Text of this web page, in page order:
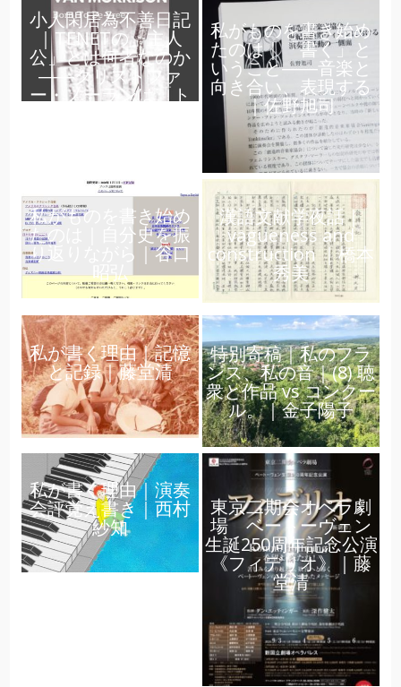
小人閑居為不善日記
｜TENETの「主人
公」とは何者なのか
――クリストファ
ー・ノーランは「ト
私がものを書き始め
たのは｜「書く」と
いうこと――音楽と
向き合い、表現する
｜佐野旭司
私がものを書き始め
たのは｜自分史を振
り返りながら｜谷口
昭弘
漢語文献学夜話｜
vagueness and
construction ｜橋本
秀美
私が書く理由｜記憶
と記録｜藤堂清
特別寄稿｜私のフラ
ンス、私の音｜(8) 聴
衆と作品 vs コンクー
ル。｜金子陽子
私が書く理由｜演奏
会評覚え書き｜西村
紗知
東京二期会オペラ劇
場 ベートーヴェン
生誕250周年記念公演
《フィデリオ》｜藤
堂清